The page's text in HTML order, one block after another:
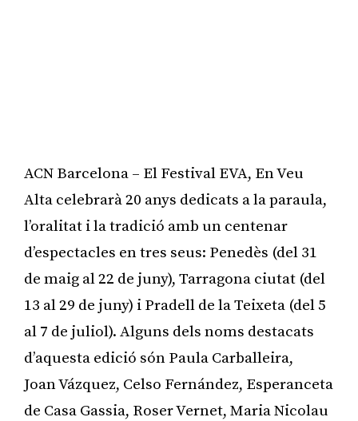
ACN Barcelona – El Festival EVA, En Veu
Alta celebrarà 20 anys dedicats a la paraula,
l’oralitat i la tradició amb un centenar
d’espectacles en tres seus: Penedès (del 31
de maig al 22 de juny), Tarragona ciutat (del
13 al 29 de juny) i Pradell de la Teixeta (del 5
al 7 de juliol). Alguns dels noms destacats
d’aquesta edició són Paula Carballeira,
Joan Vázquez, Celso Fernández, Esperanceta
de Casa Gassia, Roser Vernet, Maria Nicolau